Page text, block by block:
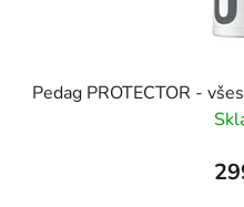
Pedag PROTECTOR -